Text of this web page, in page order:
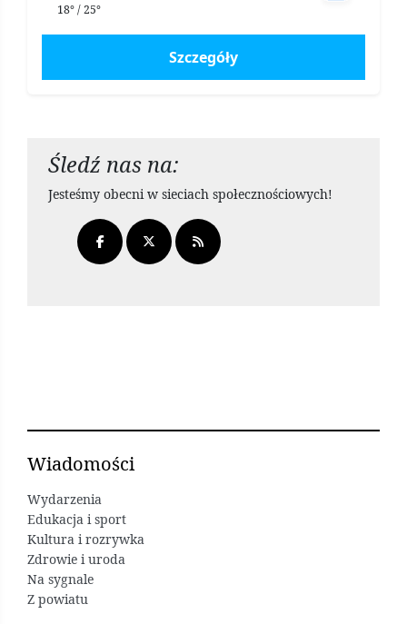
18° / 25°
Szczegóły
Śledź nas na:
Jesteśmy obecni w sieciach społecznościowych!
Wiadomości
Wydarzenia
Edukacja i sport
Kultura i rozrywka
Zdrowie i uroda
Na sygnale
Z powiatu